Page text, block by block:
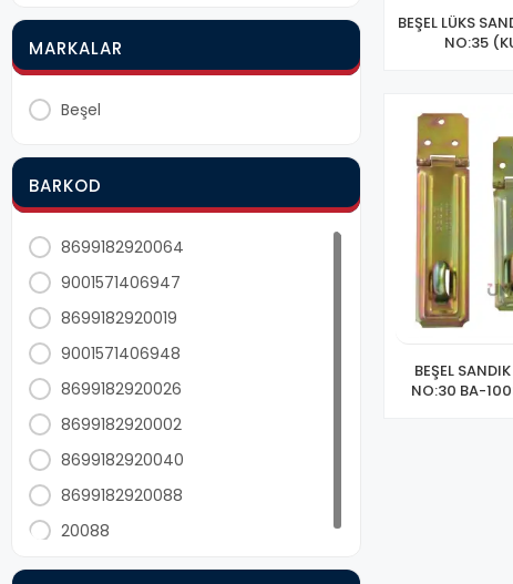
Matkap Ucu Grubu
Menteşe Grubu
Dübel Grubu
Sürgü Grubu
Silikon Mastik Ve Köpük
Yapıştırıcı Grubu
Bantlar
Hırdavat Diğerleri
Boya Ve Badana Malzemeleri
Silikon Mastik Tabancaları -sıcak-soğuk
Takım Çantası Vida Kutusu Port Bag
Avadanlık
Bisiklet Malzemeleri
Sinek Karınca Ve Fare İlaçları Ve
Tuzakları
Elektirikli Ve Şarjlı El Aletleri
Alyan Çeşitleri
MARKALAR
Beşel
BARKOD
8699182920064
9001571406947
8699182920019
9001571406948
8699182920026
8699182920002
8699182920040
8699182920088
20088
BEŞEL LÜKS
NO:35
BEŞEL
NO:30 BA-